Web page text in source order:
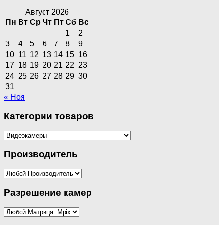
Август 2026
Пн Вт Ср Чт Пт Сб Вс
1
2
3
4 5 6 7 8
9
10 11 12 13 14 15 16
17 18 19 20 21 22 23
24 25 26 27 28 29 30
31
« Ноя
Категории товаров
Производитель
Разрешение камер